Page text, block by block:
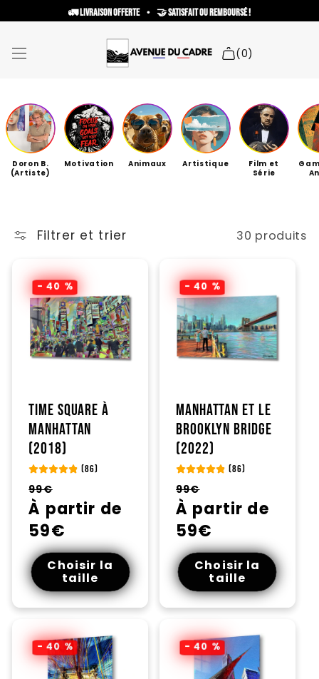
🚛 Livraison offerte     •     🤝 Satisfait ou remboursé !
the
passer
contenu
Liste des collections
Nouveautés !
Cadre Personnalisé
Besoin d'aide ?
Recherche
Espace personnel
(0)
Doron B.
(Artiste)
Motivation Animaux Artistique
Film et
Série
Filtrer et trier 30 produits
- 40 %
Time Square à
Manhattan
(2018)
(86)
Prix
habituel
99€
promotionnel
À partir de
59€
Choisir la
taille
- 40 %
Manhattan et le
Brooklyn Bridge
(2022)
(86)
Prix
habituel
99€
promotionnel
À partir de
59€
Choisir la
taille
- 40 % - 40 %